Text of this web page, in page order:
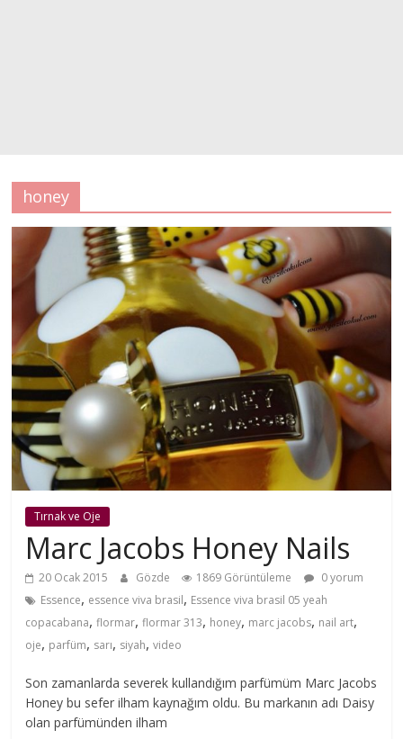
honey
Tırnak ve Oje
Marc Jacobs Honey Nails
20 Ocak 2015 Gözde 1869 Görüntüleme
0 yorum
Essence, essence viva brasil, Essence viva brasil 05 yeah
copacabana,flormar,flormar 313, honey, marc jacobs, nail art,
oje, parfüm, sarı, siyah,video
Son zamanlarda severek kullandığım parfümüm Marc Jacobs
Honey bu sefer ilham kaynağım oldu. Bu markanın adı Daisy
olan parfümünden ilham